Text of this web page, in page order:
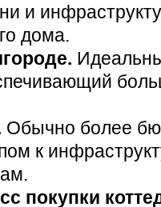
и
дома.
Обычно более
к
покупки